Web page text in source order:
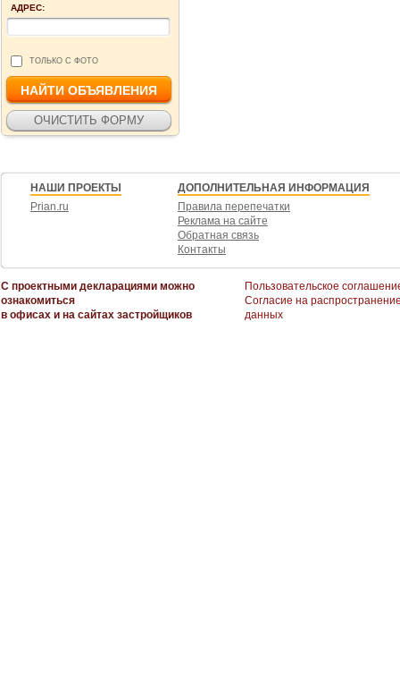
АДРЕС:
ТОЛЬКО С ФОТО
НАШИ ПРОЕКТЫ
Prian.ru
ДОПОЛНИТЕЛЬНАЯ ИНФОРМАЦИЯ
Правила перепечатки
Реклама на сайте
Обратная связь
Контакты
С проектными декларациями можно
ознакомиться
в офисах и на сайтах застройщиков
Пользовательское
Согласие на
данных